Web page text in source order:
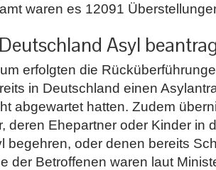
waren es 12091
Asyl
erfolgten die
in Deutschland einen
abgewartet hatten. Zudem
deren Ehepartner oder Kinder in
begehren, oder denen bereits
der Betroffenen waren laut